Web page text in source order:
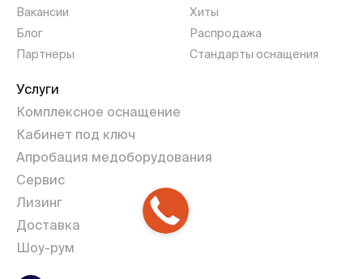
Вакансии
Блог
Партнеры
Хиты
Распродажа
Стандарты оснащения
Услуги
Комплексное оснащение
Кабинет под ключ
Апробация медоборудования
Сервис
Лизинг
Доставка
Шоу-рум